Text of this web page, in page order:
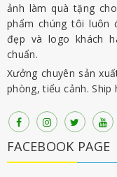
ảnh làm quà tặng
phẩm chúng tôi luôn
đẹp và logo khách
chuẩn.
Xưởng chuyên sản
phòng, tiểu cảnh. Ship
FACEBOOK PAGE